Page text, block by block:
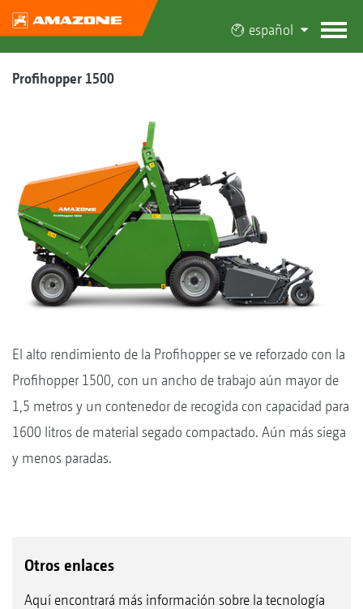
español
Profihopper 1500
El alto rendimiento de la Profihopper se ve reforzado con la
Profihopper 1500, con un ancho de trabajo aún mayor de
1,5 metros y un contenedor de recogida con capacidad para
1600 litros de material segado compactado. Aún más siega
y menos paradas.
Otros enlaces
Aquí encontrará más información sobre la tecnología